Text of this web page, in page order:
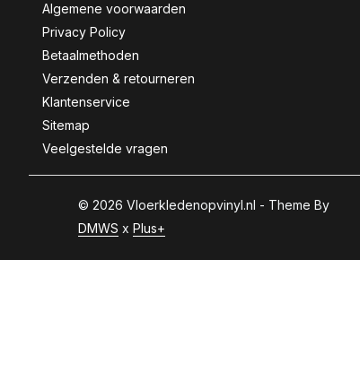
Algemene voorwaarden
Privacy Policy
Betaalmethoden
Verzenden & retourneren
Klantenservice
Sitemap
Veelgestelde vragen
© 2026 Vloerkledenopvinyl.nl - Theme By
DMWS xPlus+